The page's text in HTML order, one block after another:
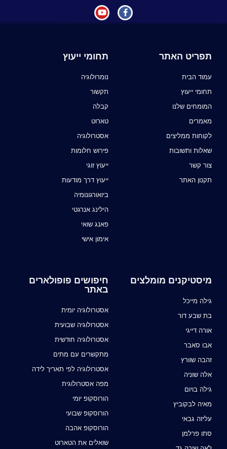
תפריט האתר
עמוד הבית
תחומי ייעוץ
המומחים שלנו
מאמרים
לקוחות ממליצים
שאלות ותשובות
צור קשר
תקנון האתר
תחומי ייעוץ
נומרולוגיה
תקשור
קבלה
טארוט
אסטרולוגיה
פירוש חלומות
ייעוץ זוגי
ייעוץ דרך מודעות
ביואורגונומיה
הילינג אנרגטי
פאנג שואי
אימון אישי
מיסטיקנים מומלצים
גילה מייכל
בת שבע דור
אורה דייגי
אבו סאבר
זהבה שוורץ
אלה שוניה
גילה בויום
מאיה לבקוביץ
עליזה גבאי
סתו פרלמן
חיפושים פופולארים
באתר
אסטרולוגיה יומית
אסטרולוגיה שבועית
אסטרולוגיה חודשית
מתקשרים עם מתים
אסטרולוגיה לפי תאריך לידה
מפה אסטרולוגית
הורוסקופ יומי
הורוסקופ שבועי
הורוסקופ אהבה
שואלים את הטארוט